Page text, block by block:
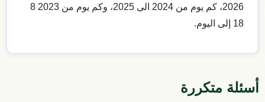
2026، كم يوم من 2024 الى 2025، وكم يوم من 2023 8
18 إلى اليوم.
أسئلة متكررة